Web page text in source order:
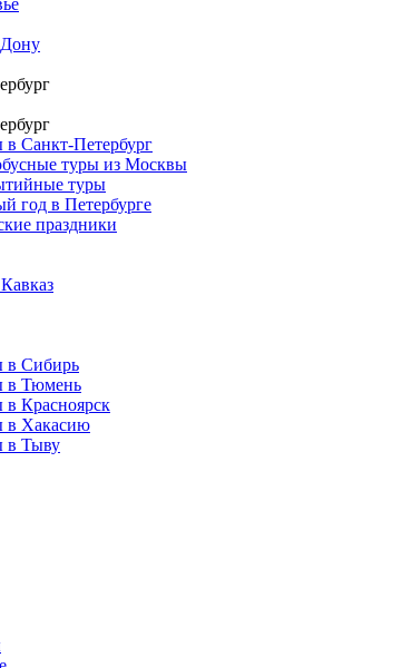
в Санкт-Петербург
туры из Москвы
туры
год в Петербурге
праздники
в Сибирь
в Тюмень
в Красноярск
в Хакасию
в Тыву